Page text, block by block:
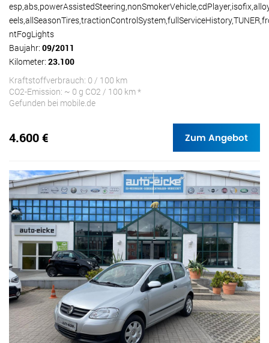
ntFogLights
Baujahr: 09/2011
Kilometer: 23.100
Kraftstoffverbrauch: 0 / 100 km
CO2-Emission: ~ 0 g CO2 / 100 km *
Gefunden bei mobile.de
4.600 € Zum Angebot